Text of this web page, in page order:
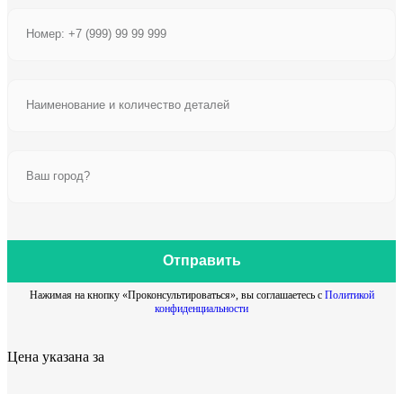
Отправить
Нажимая на кнопку «Проконсультироваться», вы соглашаетесь с Политикой
конфиденциальности
Цена указана за